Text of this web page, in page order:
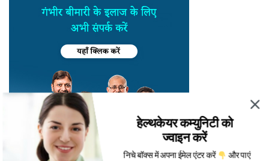
हेल्थकेयर कम्युनिटी को
ज्वाइन करें
निचे बॉक्स में अपना ईमेल एंटर करें
और पाएं